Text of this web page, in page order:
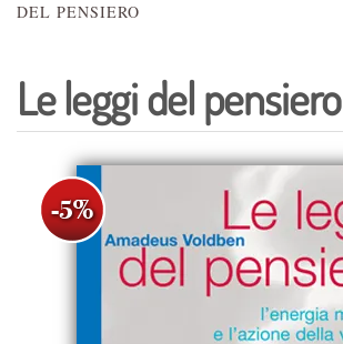
DEL PENSIERO
Le leggi del pensiero